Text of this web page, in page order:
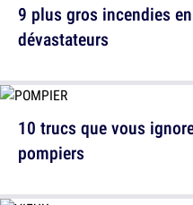
9 plus gros incendies
dévastateurs
10 trucs que vous
pompiers